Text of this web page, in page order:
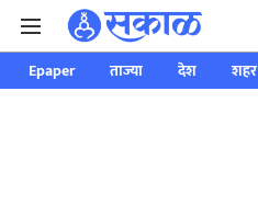
Epaper ताज्या देश शहर